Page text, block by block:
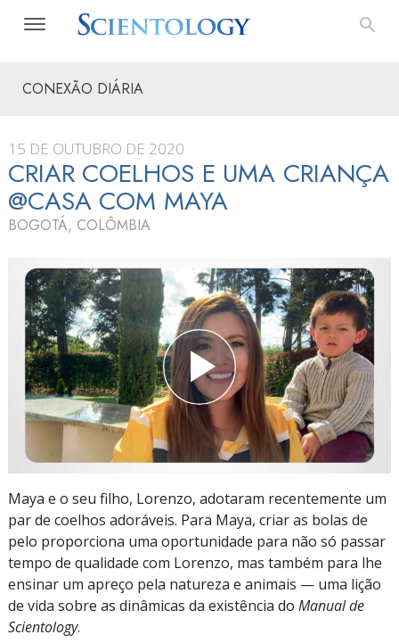
CONEXÃO DIÁRIA
15 DE OUTUBRO DE 2020
CRIAR COELHOS E UMA CRIANÇA
@CASA COM MAYA
BOGOTÁ, COLÔMBIA
Maya e o seu filho, Lorenzo, adotaram recentemente um
par de coelhos adoráveis. Para Maya, criar as bolas de
pelo proporciona uma oportunidade para não só passar
tempo de qualidade com Lorenzo, mas também para lhe
ensinar um apreço pela natureza e animais — uma lição
de vida sobre as dinâmicas da existência do Manual de
Scientology.